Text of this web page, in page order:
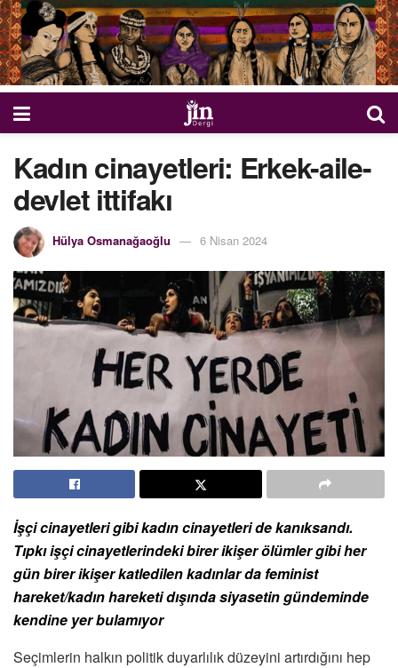
Kadın cinayetleri: Erkek-aile-
devlet ittifakı
Hülya Osmanağaoğlu 6 Nisan 2024
İşçi cinayetleri gibi kadın cinayetleri de kanıksandı.
Tıpkı işçi cinayetlerindeki birer ikişer ölümler gibi her
gün birer ikişer katledilen kadınlar da feminist
hareket/kadın hareketi dışında siyasetin gündeminde
kendine yer bulamıyor
Seçimlerin halkın politik duyarlılık düzeyini artırdığını hep